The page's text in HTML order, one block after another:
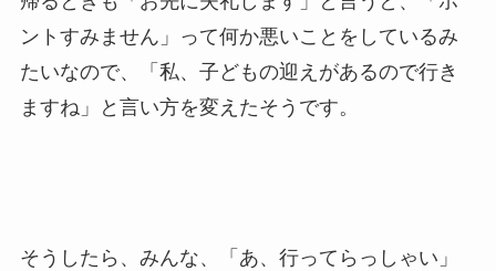
ントすみません」って何か悪いことをしているみ
たいなので、「私、子どもの迎えがあるので行き
ますね」と言い方を変えたそうです。
そうしたら、みんな、「あ、行ってらっしゃい」